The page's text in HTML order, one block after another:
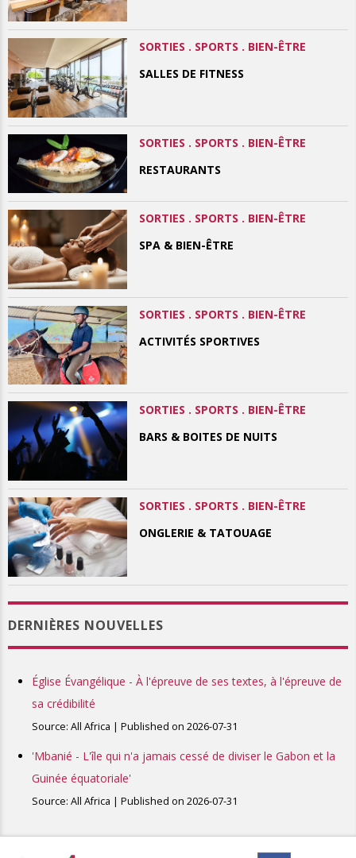
SORTIES . SPORTS . BIEN-ÊTRE
SALLES DE FITNESS
SORTIES . SPORTS . BIEN-ÊTRE
RESTAURANTS
SORTIES . SPORTS . BIEN-ÊTRE
SPA & BIEN-ÊTRE
SORTIES . SPORTS . BIEN-ÊTRE
ACTIVITÉS SPORTIVES
SORTIES . SPORTS . BIEN-ÊTRE
BARS & BOITES DE NUITS
SORTIES . SPORTS . BIEN-ÊTRE
ONGLERIE & TATOUAGE
DERNIÈRES NOUVELLES
Église Évangélique - À l'épreuve de ses textes, à l'épreuve de
sa crédibilité
Source: All Africa Published on 2026-07-31
'Mbanié - L'île qui n'a jamais cessé de diviser le Gabon et la
Guinée équatoriale'
Source: All Africa Published on 2026-07-31